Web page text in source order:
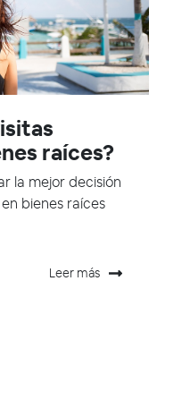
raíces?
la mejor decisión
bienes raíces
Leer más